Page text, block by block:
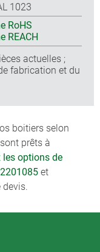
1023
RoHS
REACH
actuelles ;
fabrication et du
boitiers selon
prêts à
les options de
et